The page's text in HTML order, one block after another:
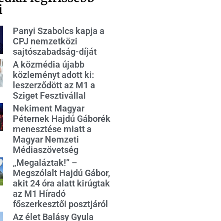
Panyi Szabolcs kapja a
CPJ nemzetközi
sajtószabadság-díját
A közmédia újabb
közleményt adott ki:
leszerződött az M1 a
Sziget Fesztivállal
Nekiment Magyar
Péternek Hajdú Gáborék
menesztése miatt a
Magyar Nemzeti
Médiaszövetség
„Megaláztak!” –
Megszólalt Hajdú Gábor,
akit 24 óra alatt kirúgtak
az M1 Híradó
főszerkesztői posztjáról
Az élet Balásy Gyula